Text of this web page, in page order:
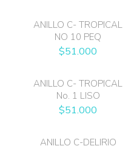
ANILLO C- TROPICAL
NO 10 PEQ
$51.000
ANILLO C- TROPICAL
No. 1 LISO
$51.000
ANILLO C-DELIRIO